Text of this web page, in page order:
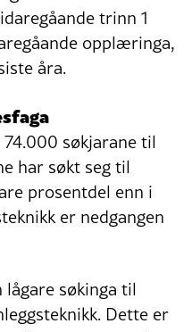
trinn 1
opplæringa,
åra.
søkjarane til
har søkt seg til
prosentdel enn i
er nedgangen
søkinga til
Dette er